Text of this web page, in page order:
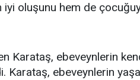
iyi oluşunu hem de
Karataş, ebeveynlerin
Karataş, ebeveynlerin